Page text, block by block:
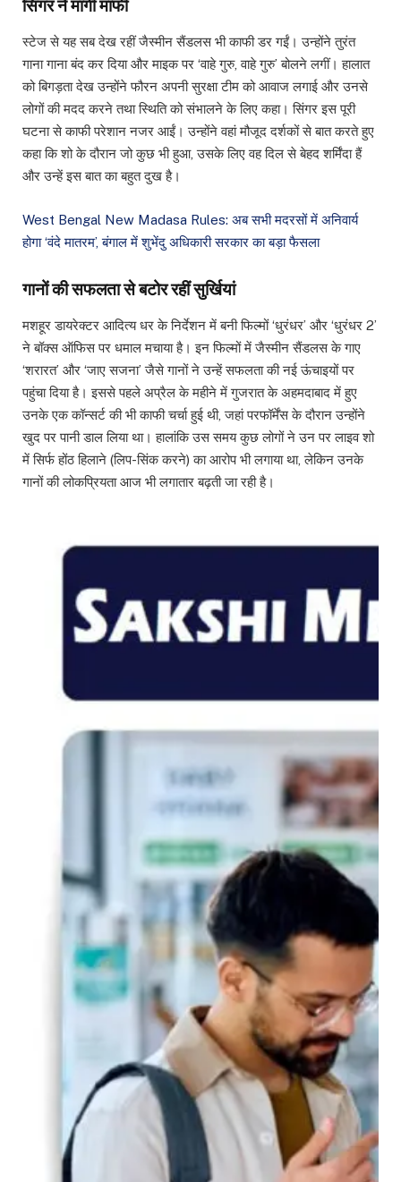
सिंगर ने मांगी माफी
स्टेज से यह सब देख रहीं जैस्मीन सैंडलस भी काफी डर गईं। उन्होंने तुरंत
गाना गाना बंद कर दिया और माइक पर ‘वाहे गुरु, वाहे गुरु’ बोलने लगीं। हालात
को बिगड़ता देख उन्होंने फौरन अपनी सुरक्षा टीम को आवाज लगाई और उनसे
लोगों की मदद करने तथा स्थिति को संभालने के लिए कहा। सिंगर इस पूरी
घटना से काफी परेशान नजर आईं। उन्होंने वहां मौजूद दर्शकों से बात करते हुए
कहा कि शो के दौरान जो कुछ भी हुआ, उसके लिए वह दिल से बेहद शर्मिंदा हैं
और उन्हें इस बात का बहुत दुख है।
West Bengal New Madasa Rules: अब सभी मदरसों में अनिवार्य
होगा ‘वंदे मातरम’, बंगाल में शुभेंदु अधिकारी सरकार का बड़ा फैसला
गानों की सफलता से बटोर रहीं सुर्खियां
मशहूर डायरेक्टर आदित्य धर के निर्देशन में बनी फिल्मों ‘धुरंधर’ और ‘धुरंधर 2’
ने बॉक्स ऑफिस पर धमाल मचाया है। इन फिल्मों में जैस्मीन सैंडलस के गाए
‘शरारत’ और ‘जाए सजना’ जैसे गानों ने उन्हें सफलता की नई ऊंचाइयों पर
पहुंचा दिया है। इससे पहले अप्रैल के महीने में गुजरात के अहमदाबाद में हुए
उनके एक कॉन्सर्ट की भी काफी चर्चा हुई थी, जहां परफॉर्मेंस के दौरान उन्होंने
खुद पर पानी डाल लिया था। हालांकि उस समय कुछ लोगों ने उन पर लाइव शो
में सिर्फ होंठ हिलाने (लिप-सिंक करने) का आरोप भी लगाया था, लेकिन उनके
गानों की लोकप्रियता आज भी लगातार बढ़ती जा रही है।